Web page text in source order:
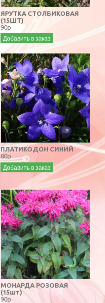
ЯРУТКА СТОЛБИКОВАЯ
(15ШТ)
90р
Добавить в заказ
ПЛАТИКОДОН СИНИЙ
80р
Добавить в заказ
МОНАРДА РОЗОВАЯ
(15шт)
90р